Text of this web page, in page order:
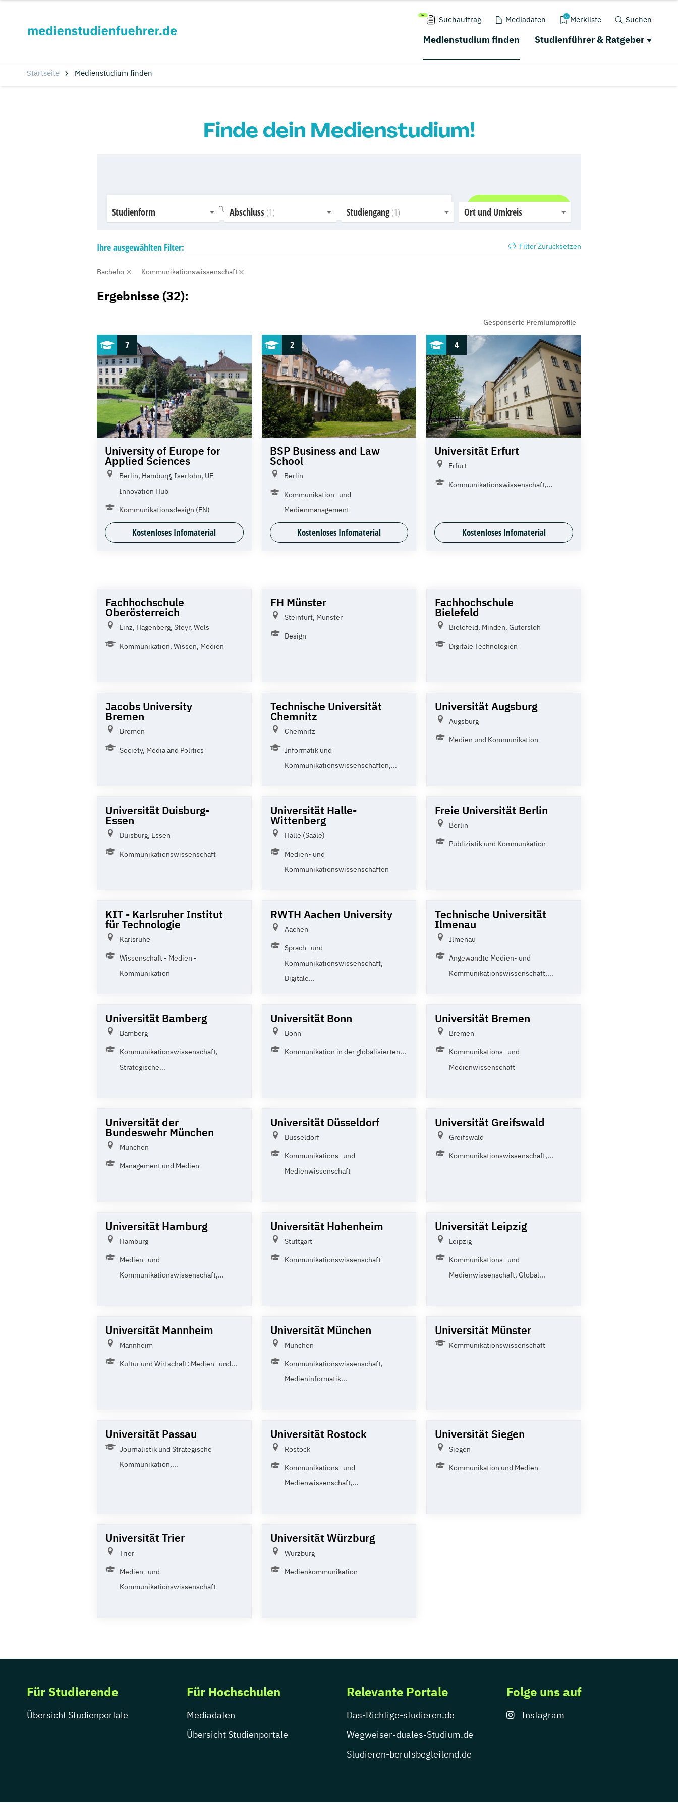
Suchauftrag Mediadaten 0 Merkliste Suchen
Medienstudium finden Studienführer & Ratgeber
Startseite Medienstudium finden
Finde dein Medienstudium!
Jetzt finden
Ihreausgewählten Filter: Filter Zurücksetzen
Bachelor Kommunikationswissenschaft
Studienform Abschluss Studiengang Ort und Umkreis
Ergebnisse (32):
Gesponserte Premiumprofile
7
University of Europe for
Applied Sciences
Berlin, Hamburg, Iserlohn, UE
Innovation Hub
Kommunikationsdesign (EN)
Kostenloses Infomaterial
2
BSP Business and Law
School
Berlin
Kommunikation- und
Medienmanagement
Kostenloses Infomaterial
4
Universität Erfurt
Erfurt
Kommunikationswissenschaft,...
Kostenloses Infomaterial
Fachhochschule
Oberösterreich
Linz, Hagenberg, Steyr, Wels
Kommunikation, Wissen, Medien
FH Münster
Steinfurt, Münster
Design
Fachhochschule
Bielefeld
Bielefeld, Minden, Gütersloh
Digitale Technologien
Jacobs University
Bremen
Bremen
Society, Media and Politics
Technische Universität
Chemnitz
Chemnitz
Informatik und
Kommunikationswissenschaften,...
Universität Augsburg
Augsburg
Medien und Kommunikation
Universität Duisburg-
Essen
Duisburg, Essen
Kommunikationswissenschaft
Universität Halle-
Wittenberg
Halle (Saale)
Medien- und
Kommunikationswissenschaften
Freie Universität Berlin
Berlin
Publizistik und Kommunkation
KIT - Karlsruher Institut
für Technologie
Karlsruhe
Wissenschaft - Medien -
Kommunikation
RWTH Aachen University
Aachen
Sprach- und
Kommunikationswissenschaft,
Digitale...
Technische Universität
Ilmenau
Ilmenau
Angewandte Medien- und
Kommunikationswissenschaft,...
Universität Bamberg
Bamberg
Kommunikationswissenschaft,
Strategische...
Universität Bonn
Bonn
Kommunikation in der globalisierten...
Universität Bremen
Bremen
Kommunikations- und
Medienwissenschaft
Universität der
Bundeswehr München
München
Management und Medien
Universität Düsseldorf
Düsseldorf
Kommunikations- und
Medienwissenschaft
Universität Greifswald
Greifswald
Kommunikationswissenschaft,...
Universität Hamburg
Hamburg
Medien- und
Kommunikationswissenschaft,...
Universität Hohenheim
Stuttgart
Kommunikationswissenschaft
Universität Leipzig
Leipzig
Kommunikations- und
Medienwissenschaft, Global...
Universität Mannheim
Mannheim
Kultur und Wirtschaft: Medien- und...
Universität München
München
Kommunikationswissenschaft,
Medieninformatik...
Universität Münster
Kommunikationswissenschaft
Universität Passau
Journalistik und Strategische
Kommunikation,...
Universität Rostock
Rostock
Kommunikations- und
Medienwissenschaft,...
Universität Siegen
Siegen
Kommunikation und Medien
Universität Trier
Trier
Medien- und
Kommunikationswissenschaft
Universität Würzburg
Würzburg
Medienkommunikation
Für Studierende
Übersicht Studienportale
Für Hochschulen
Mediadaten
Übersicht Studienportale
Relevante Portale
Das-Richtige-studieren.de
Wegweiser-duales-Studium.de
Studieren-berufsbegleitend.de
Folge uns auf
Instagram